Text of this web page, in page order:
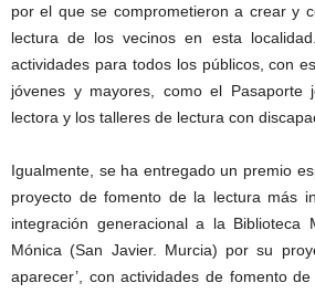
por el que se comprometieron a crear y
lectura de los vecinos en esta
actividades para todos los públicos, con
jóvenes y mayores, como el Pasaporte
lectora y los talleres de lectura con
Igualmente, se ha entregado un premio
proyecto de fomento de la lectura más
integración generacional a la Biblioteca
Mónica (San Javier. Murcia) por su
aparecer’, con actividades de fomento